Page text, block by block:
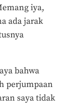
iya,
ada jarak
bahwa
perjumpaan
saya tidak